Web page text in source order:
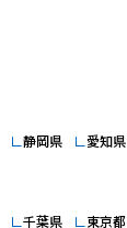
静岡県 愛知県
千葉県 東京都